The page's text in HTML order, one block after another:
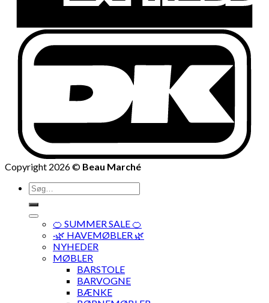
Copyright 2026 © Beau Marché
Søg
efter:
🍊 SUMMER SALE 🍊
·🌿 HAVEMØBLER 🌿
NYHEDER
MØBLER
BARSTOLE
BARVOGNE
BÆNKE